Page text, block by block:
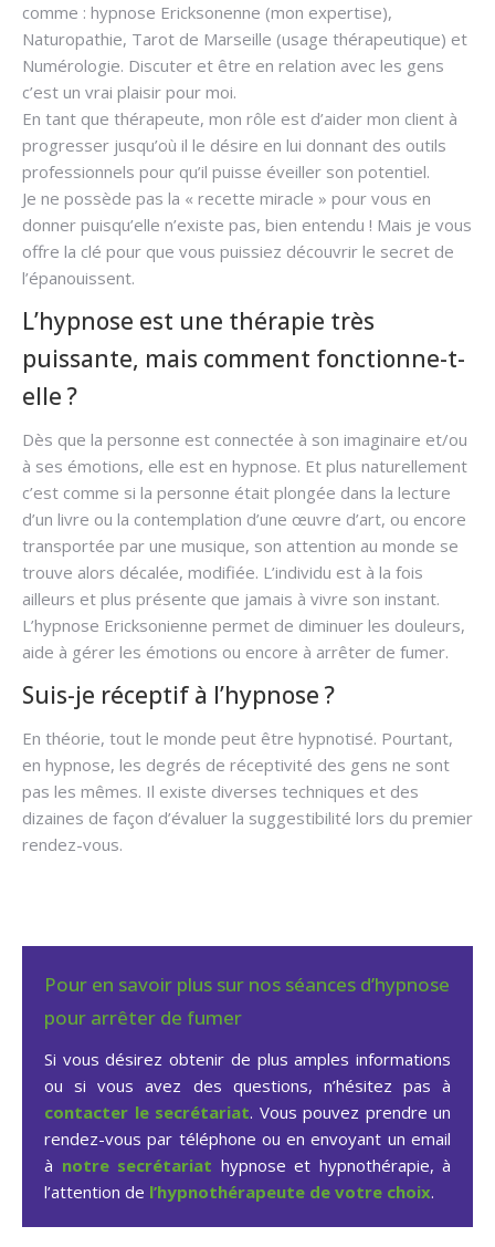
comme : hypnose Ericksonenne (mon expertise),
Naturopathie, Tarot de Marseille (usage thérapeutique) et
Numérologie. Discuter et être en relation avec les gens
c’est un vrai plaisir pour moi.
En tant que thérapeute, mon rôle est d’aider mon client à
progresser jusqu’où il le désire en lui donnant des outils
professionnels pour qu’il puisse éveiller son potentiel.
Je ne possède pas la « recette miracle » pour vous en
donner puisqu’elle n’existe pas, bien entendu ! Mais je vous
offre la clé pour que vous puissiez découvrir le secret de
l’épanouissent.
L’hypnose est une thérapie très
puissante, mais comment fonctionne-t-
elle ?
Dès que la personne est connectée à son imaginaire et/ou
à ses émotions, elle est en hypnose. Et plus naturellement
c’est comme si la personne était plongée dans la lecture
d’un livre ou la contemplation d’une œuvre d’art, ou encore
transportée par une musique, son attention au monde se
trouve alors décalée, modifiée. L’individu est à la fois
ailleurs et plus présente que jamais à vivre son instant.
L’hypnose Ericksonienne permet de diminuer les douleurs,
aide à gérer les émotions ou encore à arrêter de fumer.
Suis-je réceptif à l’hypnose ?
En théorie, tout le monde peut être hypnotisé. Pourtant,
en hypnose, les degrés de réceptivité des gens ne sont
pas les mêmes. Il existe diverses techniques et des
dizaines de façon d’évaluer la suggestibilité lors du premier
rendez-vous.
Pour en savoir plus sur nos séances d’hypnose
pour arrêter de fumer
Si vous désirez obtenir de plus amples informations
ou si vous avez des questions, n’hésitez pas à
contacter le secrétariat. Vous pouvez prendre un
rendez-vous par téléphone ou en envoyant un email
à notre secrétariat hypnose et hypnothérapie, à
l’attention de l’hypnothérapeute de votre choix.